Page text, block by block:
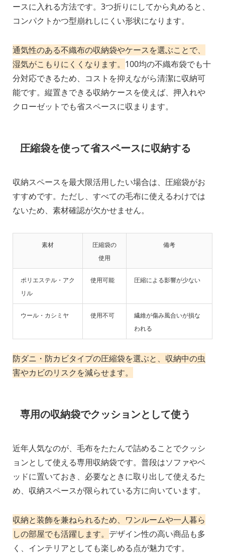
ースに入れる方法です。3つ折りにしてから丸めると、
コンパクトかつ型崩れしにくい形状になります。
通気性のある不織布の収納袋やケースを選ぶことで、
湿気がこもりにくくなります。 100均の不織布袋でも十
分対応できるため、コストを抑えながら清潔に収納可
能です。縦置きできる収納ケースを使えば、押入れや
クローゼットでも省スペースに収まります。
圧縮袋を使って省スペースに収納する
収納スペースを最大限活用したい場合は、圧縮袋がお
すすめです。ただし、すべての毛布に使えるわけでは
ないため、素材確認が欠かせません。
素材
圧縮袋の
使用
備考
ポリエステル・アク
リル
使用可能 圧縮による影響が少ない
ウール・カシミヤ 使用不可
繊維が傷み風合いが損な
われる
防ダニ・防カビタイプの圧縮袋を選ぶと、収納中の虫
害やカビのリスクを減らせます。
専用の収納袋でクッションとして使う
近年人気なのが、毛布をたたんで詰めることでクッシ
ョンとして使える専用収納袋です。普段はソファやベ
ッドに置いておき、必要なときに取り出して使えるた
め、収納スペースが限られている方に向いています。
収納と装飾を兼ねられるため、ワンルームや一人暮ら
しの部屋でも活躍します。 デザイン性の高い商品も多
く、インテリアとしても楽しめる点が魅力です。